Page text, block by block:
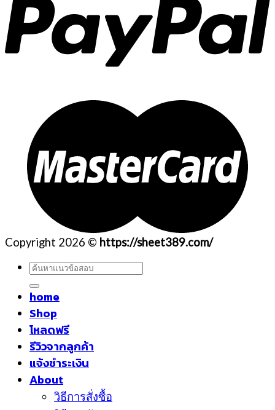
Copyright 2026 © https://sheet389.com/
ค้นหา:
home
Shop
โหลดฟรี
รีวิวจากลูกค้า
แจ้งชำระเงิน
About
วิธีการสั่งซื้อ